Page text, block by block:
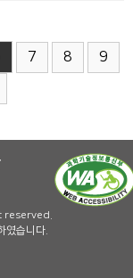
7 8
9
reserved.
였습니다.